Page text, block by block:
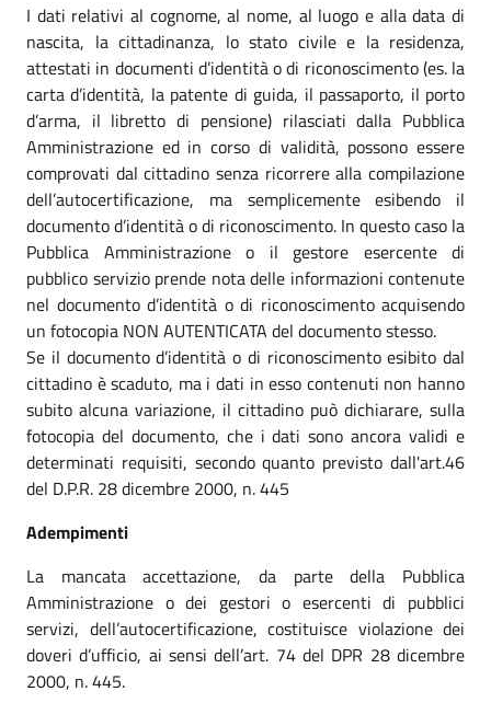
I dati relativi al cognome, al nome, al luogo e alla data di
nascita, la cittadinanza, lo stato civile e la residenza,
attestati in documenti d’identità o di riconoscimento (es. la
carta d’identità, la patente di guida, il passaporto, il porto
d’arma, il libretto di pensione) rilasciati dalla Pubblica
Amministrazione ed in corso di validità, possono essere
comprovati dal cittadino senza ricorrere alla compilazione
dell’autocertificazione, ma semplicemente esibendo il
documento d’identità o di riconoscimento. In questo caso la
Pubblica Amministrazione o il gestore esercente di
pubblico servizio prende nota delle informazioni contenute
nel documento d’identità o di riconoscimento acquisendo
un fotocopia NON AUTENTICATA del documento stesso.
Se il documento d’identità o di riconoscimento esibito dal
cittadino è scaduto, ma i dati in esso contenuti non hanno
subito alcuna variazione, il cittadino può dichiarare, sulla
fotocopia del documento, che i dati sono ancora validi e
determinati requisiti, secondo quanto previsto dall'art.46
del D.P.R. 28 dicembre 2000, n. 445
Adempimenti
La mancata accettazione, da parte della Pubblica
Amministrazione o dei gestori o esercenti di pubblici
servizi, dell’autocertificazione, costituisce violazione dei
doveri d’ufficio, ai sensi dell’art. 74 del DPR 28 dicembre
2000, n. 445.